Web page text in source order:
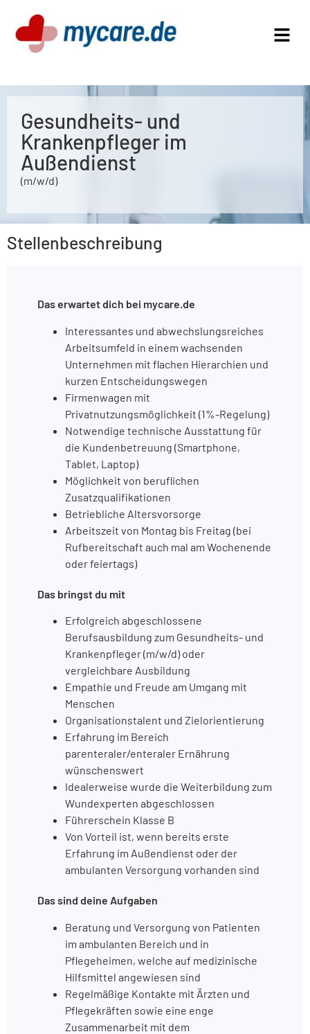
Gesundheits- und
Krankenpfleger im
Außendienst
(m/w/d)
Stellenbeschreibung
Das erwartet dich bei mycare.de
Interessantes und abwechslungsreiches
Arbeitsumfeld in einem wachsenden
Unternehmen mit flachen Hierarchien und
kurzen Entscheidungswegen
Firmenwagen mit
Privatnutzungsmöglichkeit (1%-Regelung)
Notwendige technische Ausstattung für
die Kundenbetreuung (Smartphone,
Tablet, Laptop)
Möglichkeit von beruflichen
Zusatzqualifikationen
Betriebliche Altersvorsorge
Arbeitszeit von Montag bis Freitag (bei
Rufbereitschaft auch mal am Wochenende
oder feiertags)
Das bringst du mit
Erfolgreich abgeschlossene
Berufsausbildung zum Gesundheits- und
Krankenpfleger (m/w/d) oder
vergleichbare Ausbildung
Empathie und Freude am Umgang mit
Menschen
Organisationstalent und Zielorientierung
Erfahrung im Bereich
parenteraler/enteraler Ernährung
wünschenswert
Idealerweise wurde die Weiterbildung zum
Wundexperten abgeschlossen
Führerschein Klasse B
Von Vorteil ist, wenn bereits erste
Erfahrung im Außendienst oder der
ambulanten Versorgung vorhanden sind
Das sind deine Aufgaben
Beratung und Versorgung von Patienten
im ambulanten Bereich und in
Pflegeheimen, welche auf medizinische
Hilfsmittel angewiesen sind
Regelmäßige Kontakte mit Ärzten und
Pflegekräften sowie eine enge
Zusammenarbeit mit dem